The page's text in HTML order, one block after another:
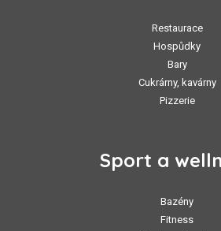
Restaurace
Hospůdky
Bary
Cukrárny, kavárny
Pizzerie
Sport a
Bazény
Fitness